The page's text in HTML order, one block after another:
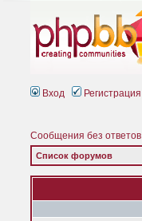
Вход Регистрация
Сообщения без ответов
Список форумов